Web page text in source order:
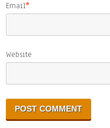
Email*
Website